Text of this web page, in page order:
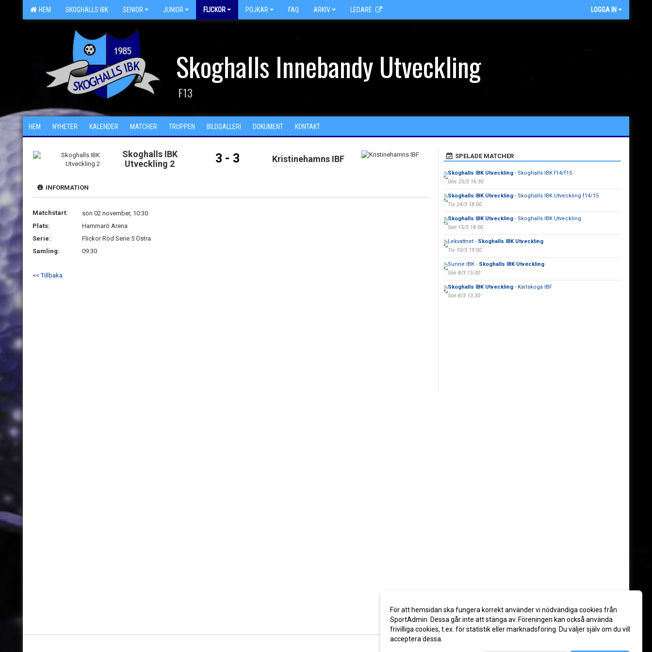
HEM SKOGHALLS IBK SENIOR JUNIOR FLICKOR POJKAR FAQ ARKIV LEDARE LOGGA IN
Skoghalls Innebandy Utveckling
F13
HEM NYHETER KALENDER MATCHER TRUPPEN BILDGALLERI DOKUMENT KONTAKT
Skoghalls IBK
Utveckling 2
3 - 3 Kristinehamns IBF
INFORMATION
Matchstart:
sön 02 november, 10:30
Plats:
Hammarö Arena
Serie:
Flickor Röd Serie 5 Östra
Samling:
09:30
<< Tillbaka
SPELADE MATCHER
Skoghalls IBK Utveckling - Skoghalls IBK f14/f15
Ons 25/3 16:30
Skoghalls IBK Utveckling - Skoghalls IBK Utveckling f14/15
Tis 24/3 18:00
Skoghalls IBK Utveckling - Skoghalls IBK Utveckling
Sön 15/3 18:00
Lekvattnet - Skoghalls IBK Utveckling
Tis 10/3 19:00
Sunne IBK - Skoghalls IBK Utveckling
Sön 8/3 15:00
Skoghalls IBK Utveckling - Karlskoga IBF
Sön 8/3 13:30
För att hemsidan ska fungera korrekt använder vi nödvändiga cookies från
SportAdmin. Dessa går inte att stänga av. Föreningen kan också använda
frivilliga cookies, t.ex. för statistik eller marknadsföring. Du väljer själv om du vill
acceptera dessa.